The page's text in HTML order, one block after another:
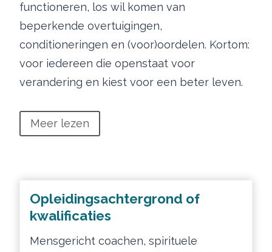
functioneren, los wil komen van
beperkende overtuigingen,
conditioneringen en (voor)oordelen. Kortom:
voor iedereen die openstaat voor
verandering en kiest voor een beter leven.
Meer lezen
Opleidingsachtergrond of
kwalificaties
Mensgericht coachen, spirituele